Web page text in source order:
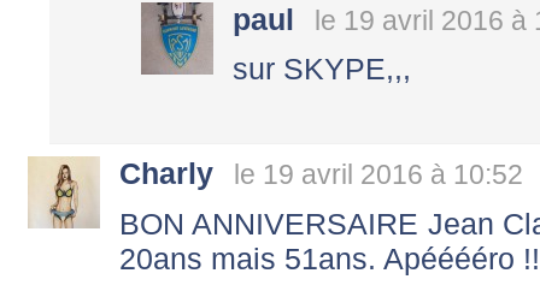
paul le 19 avril 2016 à
sur SKYPE,,,
Charly le 19 avril 2016 à 10:52
BON ANNIVERSAIRE Jean
20ans mais 51ans. Apééééro